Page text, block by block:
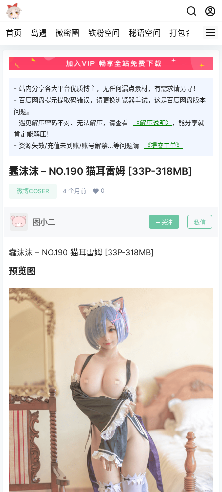
首页 岛遇 微密圈 铁粉空间 秘语空间 打包合集 关
- 站内分享各大平台优质博主，无任何漏点素材，有需求请另寻！
- 百度网盘提示提取码错误，请更换浏览器重试，这是百度网盘版本
问题。
- 遇见解压密码不对、无法解压，请查看
《解压说明》 ，能分享就
肯定能解压！
- 资源失效/充值未到账/账号解禁...等问题请
《提交工单》
蠢沫沫 – NO.190 猫耳雷姆 [33P-318MB]
微博COSER 4 个月前 0
图小二 关注 私信
蠢沫沫 – NO.190 猫耳雷姆 [33P-318MB]
预览图